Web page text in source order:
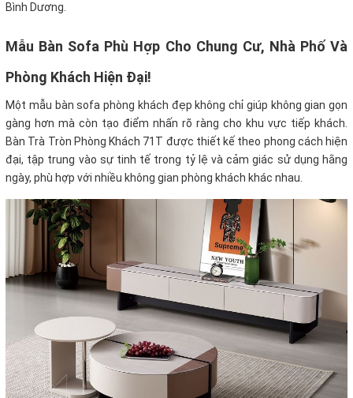
Bình Dương.
Mẫu Bàn Sofa Phù Hợp Cho Chung Cư, Nhà Phố Và
Phòng Khách Hiện Đại!
Một mẫu bàn sofa phòng khách đẹp không chỉ giúp không gian gọn
gàng hơn mà còn tạo điểm nhấn rõ ràng cho khu vực tiếp khách.
Bàn Trà Tròn Phòng Khách 71T được thiết kế theo phong cách hiện
đại, tập trung vào sự tinh tế trong tỷ lệ và cảm giác sử dụng hằng
ngày, phù hợp với nhiều không gian phòng khách khác nhau.